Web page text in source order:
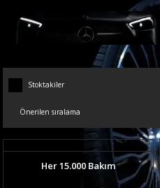
Stoktakiler
Her 15.000 Bakım